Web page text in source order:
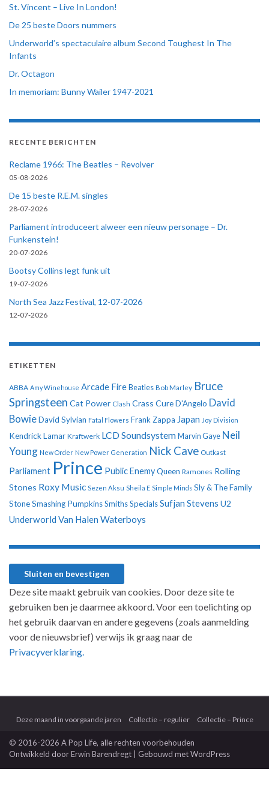
St. Vincent – Live In London!
De 25 beste Doors nummers
Underworld’s spectaculaire album Second Toughest In The
Infants
Dr. Octagon
In memoriam: Bunny Wailer 1947-2021
RECENTE BERICHTEN
Reclame 1966: The Beatles – Revolver
05-08-2026
De 15 beste R.E.M. singles
28-07-2026
Parliament introduceert alweer een nieuw personage – Dr.
Funkenstein!
20-07-2026
Bootsy Collins legt funk uit
19-07-2026
North Sea Jazz Festival, 12-07-2026
12-07-2026
ETIKETTEN
ABBA Amy Winehouse Arcade Fire Beatles Bob Marley Bruce
Springsteen Cat Power Clash Crass CureD'Angelo David
BowieDavid Sylvian Fatal Flowers Frank Zappa Japan Joy Division
Kendrick Lamar Kraftwerk LCD Soundsystem Marvin Gaye Neil
Young New Order New Power Generation Nick Cave Outkast
Parliament Prince Public EnemyQueen Ramones Rolling
Stones Roxy Music Sezen Aksu Sheila E Simple Minds Sly & The Family
StoneSmashing PumpkinsSmithsSpecialsSufjan Stevens U2
Underworld Van Halen Waterboys
Deze site maakt gebruik van cookies. Door deze site te
gebruiken ben je daarmee akkoord. Voor een toelichting op
het gebruik daarvan en andere gegevens (zoals aanmelding
voor de nieuwsbrief) verwijs ik graag naar de
Privacyverklaring.
Deze maand in voorgaande jaren Collectie – regulier Collectie – Prince
© 2016-2026 A Pop Life, alle rechten voorbehouden
Ontwikkeld doorErwin Barendregt | Gebouwd metWordPress